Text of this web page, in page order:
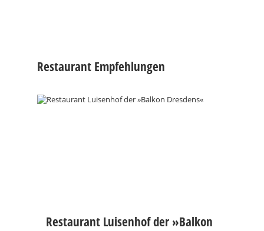
Restaurant Empfehlungen
Restaurant Luisenhof der »Balkon